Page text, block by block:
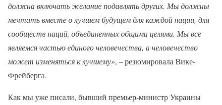
должна включать желание подавлять других. Мы должны
мечтать вместе о лучшем будущем для каждой нации, для
сообществ наций, объединенных общими целями. Мы все
являемся частью единого человечества, а человечество
может изменяться к лучшему», – резюмировала Вике-
Фрейберга.
Как мы уже писали, бывший премьер-министр Украины